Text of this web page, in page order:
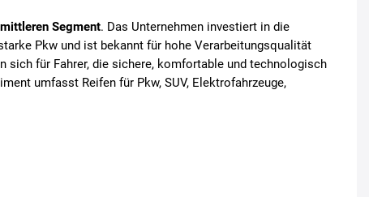
mittleren Segment. Das Unternehmen investiert in die
Pkw und ist bekannt für hohe Verarbeitungsqualität
sich für Fahrer, die sichere, komfortable und technologisch
umfasst Reifen für Pkw, SUV, Elektrofahrzeuge,